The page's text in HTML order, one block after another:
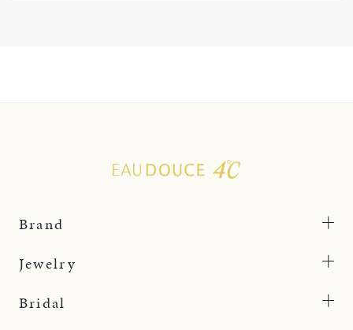
Brand
Jewelry
Bridal